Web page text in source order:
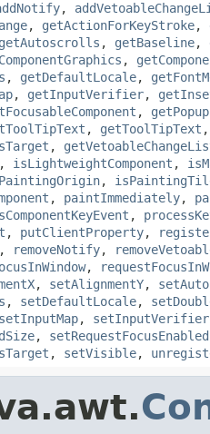
,
, getActionForKeyStroke,
getAutoscrolls , getBaseline,
,
, getDefaultLocale,
, getInputVerifier,
,
, getToolTipText
,
, isLightweightComponent ,
,
, paintImmediately,
,
, putClientProperty,
, removeNotify,
,
, setAlignmentY,
, setDefaultLocale,
setInputMap, setInputVerifier
, setRequestFocusEnabled
, setVisible,